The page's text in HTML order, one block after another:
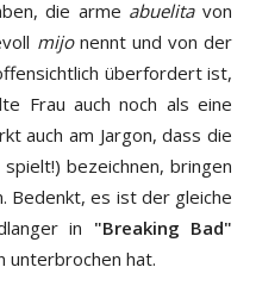
die arme abuelita von
mijonennt und von der
überfordert ist,
Frau auch noch als eine
auch am Jargon, dass die
bezeichnen, bringen
Bedenkt, es ist der gleiche
in "Breaking Bad"
unterbrochen hat.